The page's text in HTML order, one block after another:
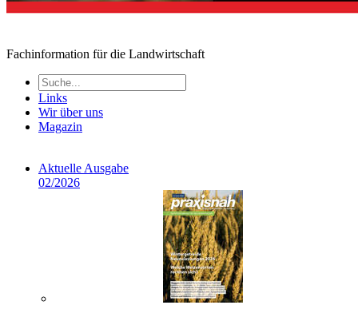
Fachinformation für die Landwirtschaft
Links
Wir über uns
Magazin
Aktuelle Ausgabe
02/2026